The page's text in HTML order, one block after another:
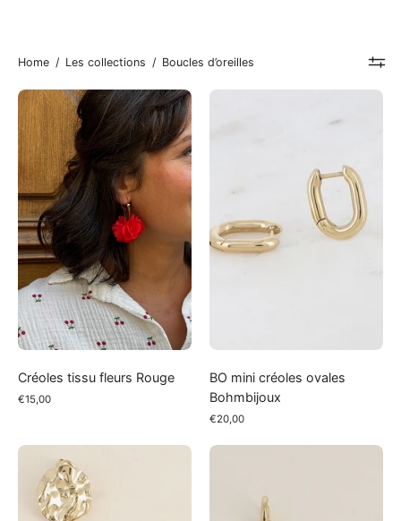
Home / Les collections / Boucles d’oreilles
Créoles
tissu
fleurs
Rouge
Créoles tissu fleurs Rouge
€15,00
ovales
Bohmbijoux
BO mini créoles ovales
Bohmbijoux
€20,00